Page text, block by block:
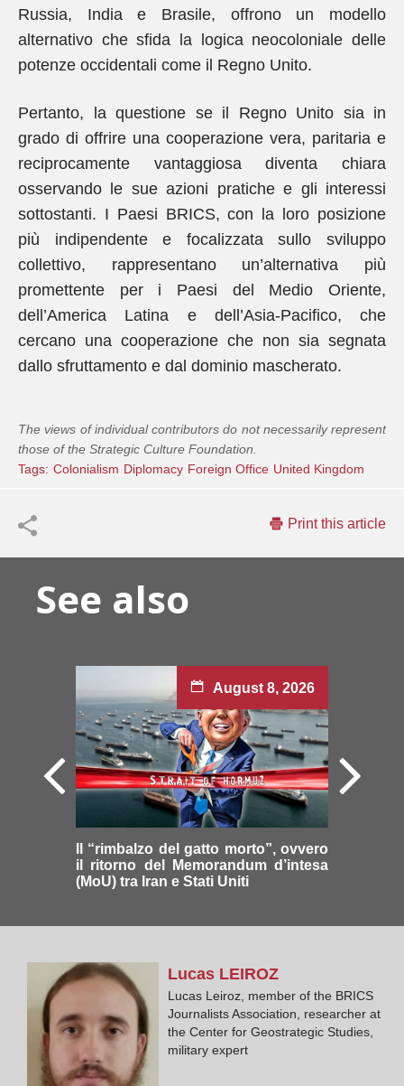
Russia, India e Brasile, offrono un modello
alternativo che sfida la logica neocoloniale delle
potenze occidentali come il Regno Unito.
Pertanto, la questione se il Regno Unito sia in
grado di offrire una cooperazione vera, paritaria e
reciprocamente vantaggiosa diventa chiara
osservando le sue azioni pratiche e gli interessi
sottostanti. I Paesi BRICS, con la loro posizione
più indipendente e focalizzata sullo sviluppo
collettivo, rappresentano un’alternativa più
promettente per i Paesi del Medio Oriente,
dell’America Latina e dell’Asia-Pacifico, che
cercano una cooperazione che non sia segnata
dallo sfruttamento e dal dominio mascherato.
The views of individual contributors do not necessarily represent
those of the Strategic Culture Foundation.
Tags: Colonialism Diplomacy Foreign Office United Kingdom
Print this article
See also
August 8, 2026
Il “rimbalzo del gatto morto”, ovvero
il ritorno del Memorandum d’intesa
(MoU) tra Iran e Stati Uniti
Lucas LEIROZ
Lucas Leiroz, member of the BRICS
Journalists Association, researcher at
the Center for Geostrategic Studies,
military expert